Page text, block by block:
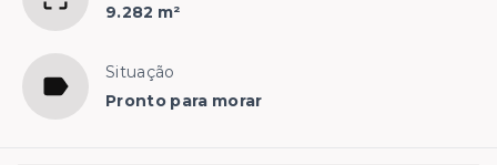
9.282 m²
Situação
Pronto para morar